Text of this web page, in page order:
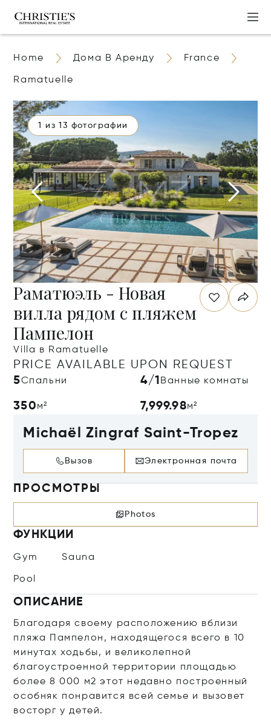
Home Дома В Аренду France
Ramatuelle
1 из 13 фотографии
Раматюэль - Новая
вилла рядом с пляжем
Пампелон
Villa в Ramatuelle
PRICE AVAILABLE UPON REQUEST
5Спальни 4/1 Ванные комнаты
350м² 7,999.98м²
Michaël Zingraf Saint-Tropez
Вызов Электронная почта
ПРОСМОТРЫ
Photos
ФУНКЦИИ
Gym Sauna
Pool
ОПИСАНИЕ
Благодаря своему расположению вблизи
пляжа Пампелон, находящегося всего в 10
минутах ходьбы, и великолепной
благоустроенной территории площадью
более 8 000 м2 этот недавно построенный
особняк понравится всей семье и вызовет
восторг у детей.